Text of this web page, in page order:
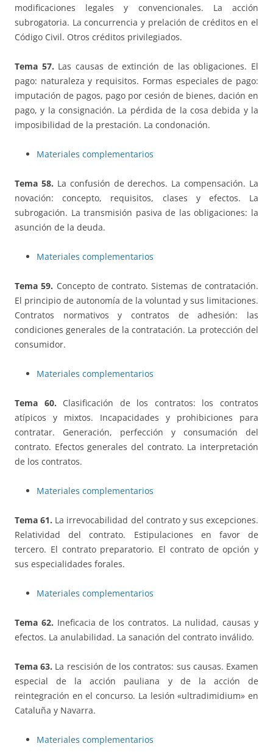
modificaciones legales y convencionales. La acción
subrogatoria. La concurrencia y prelación de créditos en el
Código Civil. Otros créditos privilegiados.
Tema 57. Las causas de extinción de las obligaciones. El
pago: naturaleza y requisitos. Formas especiales de pago:
imputación de pagos, pago por cesión de bienes, dación en
pago, y la consignación. La pérdida de la cosa debida y la
imposibilidad de la prestación. La condonación.
Materiales complementarios
Tema 58. La confusión de derechos. La compensación. La
novación: concepto, requisitos, clases y efectos. La
subrogación. La transmisión pasiva de las obligaciones: la
asunción de la deuda.
Materiales complementarios
Tema 59. Concepto de contrato. Sistemas de contratación.
El principio de autonomía de la voluntad y sus limitaciones.
Contratos normativos y contratos de adhesión: las
condiciones generales de la contratación. La protección del
consumidor.
Materiales complementarios
Tema 60. Clasificación de los contratos: los contratos
atípicos y mixtos. Incapacidades y prohibiciones para
contratar. Generación, perfección y consumación del
contrato. Efectos generales del contrato. La interpretación
de los contratos.
Materiales complementarios
Tema 61. La irrevocabilidad del contrato y sus excepciones.
Relatividad del contrato. Estipulaciones en favor de
tercero. El contrato preparatorio. El contrato de opción y
sus especialidades forales.
Materiales complementarios
Tema 62. Ineficacia de los contratos. La nulidad, causas y
efectos. La anulabilidad. La sanación del contrato inválido.
Tema 63. La rescisión de los contratos: sus causas. Examen
especial de la acción pauliana y de la acción de
reintegración en el concurso. La lesión «ultradimidium» en
Cataluña y Navarra.
Materiales complementarios